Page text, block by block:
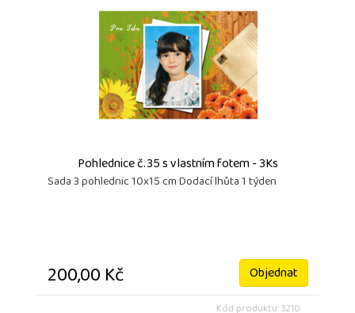
Pohlednice č.35 s vlastním fotem - 3Ks
Sada 3 pohlednic 10x15 cm Dodací lhůta 1 týden
200,00 Kč Objednat